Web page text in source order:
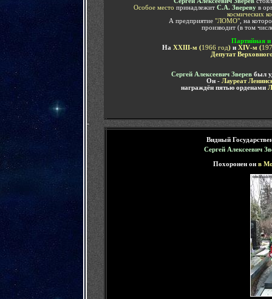
Особое место принадлежит С.А. Зверевув
космических
А предприятие "ЛОМО" , на
производит (в том
Партийная и
На XXIII-м (1966 год)и XIV-м (
Депутат
Сергей Алексеевич Зверев был
Он - Лауреат
награждён пятью орденами
-
Видный
Сергей Алексеевич
Похоронен он в